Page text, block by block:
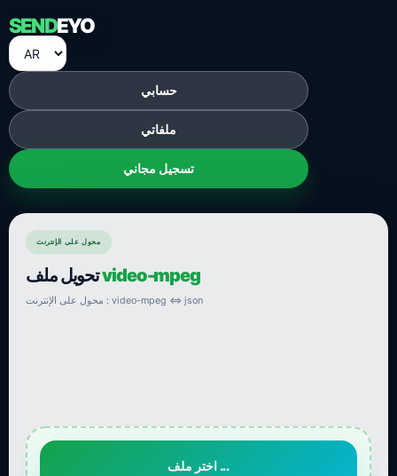
SENDEYO
حسابي
ملفاتي
تسجيل مجاني
محول على الإنترنت
تحويل ملفvideo-mpeg
محول على الإنترنت : video-mpeg ⇔ json
اختر ملف ...